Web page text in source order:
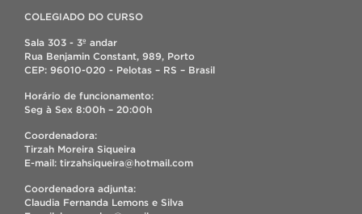
COLEGIADO DO CURSO
Sala 303 - 3º andar
Rua Benjamin Constant, 989, Porto
CEP: 96010-020 - Pelotas – RS – Brasil
Horário de funcionamento:
Seg à Sex 8:00h – 20:00h
Coordenadora:
Tirzah Moreira Siqueira
E-mail: tirzahsiqueira@hotmail.com
Coordenadora adjunta:
Claudia Fernanda Lemons e Silva